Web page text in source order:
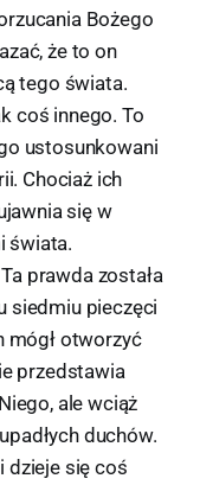
Bożego
że to on
tego świata.
coś innego. To
ustosunkowani
Chociaż ich
się w
świata.
prawda została
siedmiu pieczęci
mógł otworzyć
przedstawia
ale wciąż
duchów.
dzieje się coś